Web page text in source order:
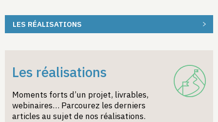
LES RÉALISATIONS
Les réalisations
Moments forts d’un projet, livrables,
webinaires… Parcourez les derniers
articles au sujet de nos réalisations.